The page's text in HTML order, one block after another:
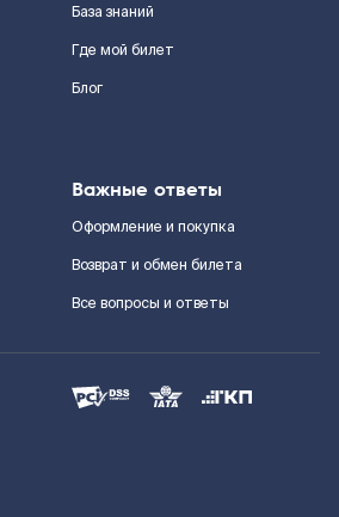
База знаний
Где мой билет
Блог
Важные ответы
Оформление и покупка
Возврат и обмен билета
Все вопросы и ответы